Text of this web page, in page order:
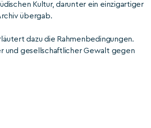
Kultur, darunter ein einzigartiger
übergab.
dazu die Rahmenbedingungen.
und gesellschaftlicher Gewalt gegen